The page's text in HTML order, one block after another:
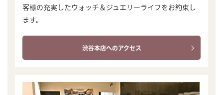
客様の充実したウォッチ＆ジュエリーライフをお約束し
ます。
渋谷本店へのアクセス